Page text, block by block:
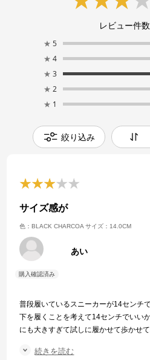
レビュー件数
★ 5
★ 4
★ 3
★ 2
★ 1
絞り込み
サイズ感が
色：BLACK CHARCOA サイズ：14.0CM
あい
普段履いているスニーカーが14センチ
下を履くことを考えて14センチでいい
にも大きすぎて試しに履かせて歩かせ
結局、普段15〜16センチを履いている
続きを読む